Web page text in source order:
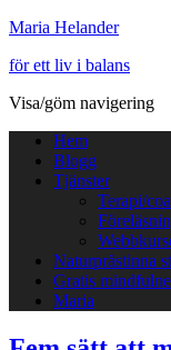
Maria Helander
för ett liv i balans
Visa/göm navigering
Hem
Blogg
Tjänster
Terapi/
Naturprästinna
Gratis
Maria